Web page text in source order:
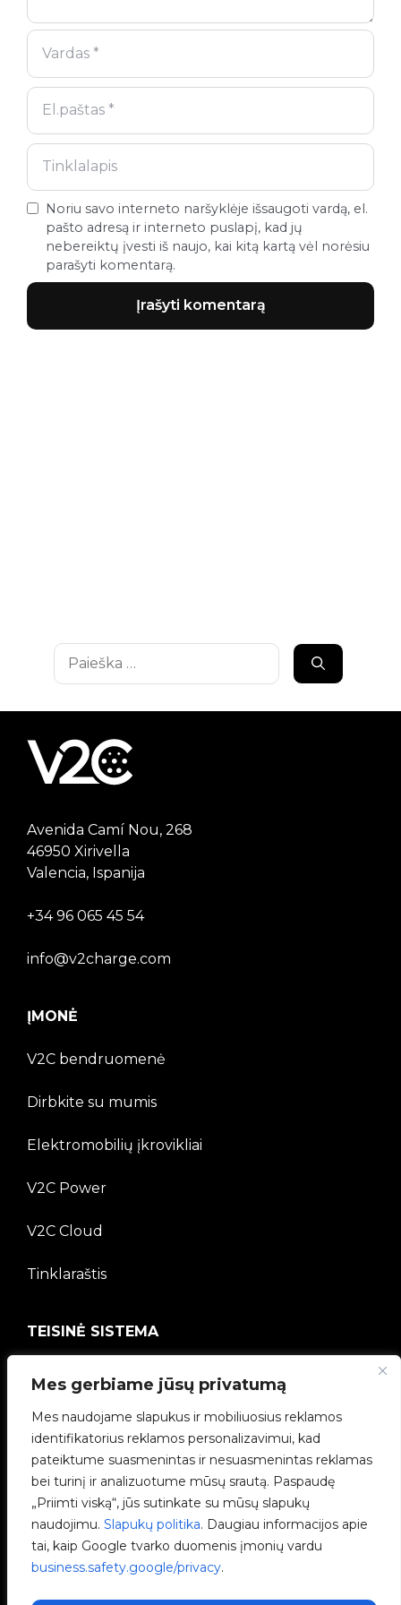
Mes gerbiame jūsų privatumą
Mes naudojame slapukus ir mobiliuosius reklamos
identifikatorius reklamos personalizavimui, kad
pateiktume suasmenintas ir nesuasmenintas reklamas
bei turinį ir analizuotume mūsų srautą. Paspaudę
„Priimti viską“, jūs sutinkate su mūsų slapukų
naudojimu. Slapukų politika. Daugiau informacijos apie
tai, kaip Google tvarko duomenis įmonių vardu
business.safety.google/privacy.
Noriu savo interneto naršyklėje išsaugoti vardą, el.
pašto adresą ir interneto puslapį, kad jų
nebereiktų įvesti iš naujo, kai kitą kartą vėl norėsiu
parašyti komentarą.
Ieškoti:
Avenida Camí Nou, 268
46950 Xirivella
Valencia, Ispanija
+34 96 065 45 54
info@v2charge.com
ĮMONĖ
V2C bendruomenė
Dirbkite su mumis
Elektromobilių įkrovikliai
V2C Power
V2C Cloud
Tinklaraštis
TEISINĖ SISTEMA
Privatumo politika
Teisinė informacija
Slapukų politika
Etikos kanalas
Kokybės politika